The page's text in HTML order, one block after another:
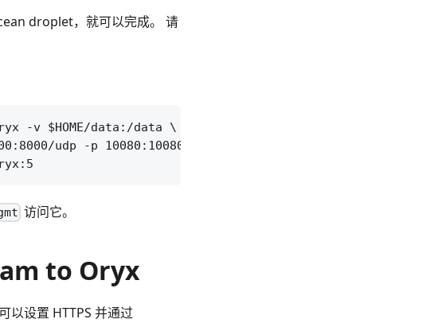
droplet，就可以完成。 请
-v $HOME/data:/data \
udp -p 10080:10080/udp \
访问它。
to Oryx
以设置 HTTPS 并通过